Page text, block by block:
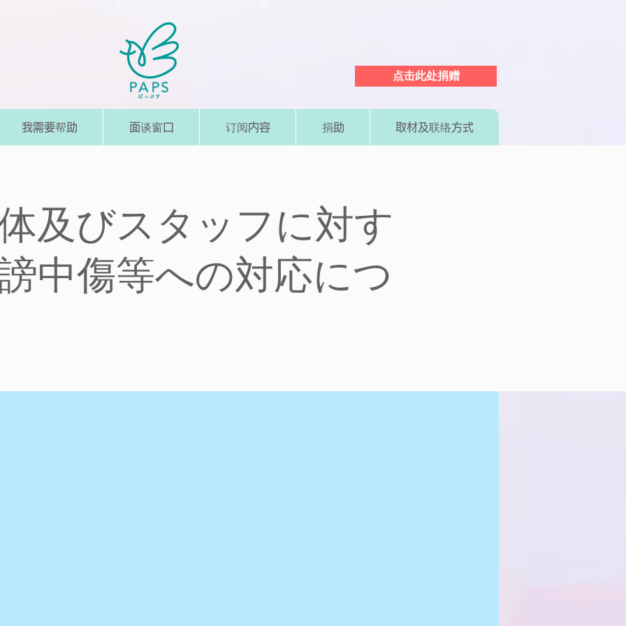
点击此处捐赠
我需要帮助 面谈窗口 订阅内容 捐助 取材及联络方式
及びスタッフに対す
中傷等への対応につ